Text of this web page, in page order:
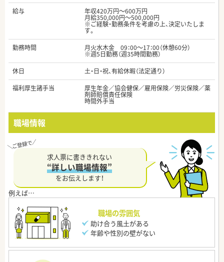
給与
年収420万円～600万円
月給350,000円～500,000円
※ご経験・勤務条件を考慮の上、決定いたしま
す。
勤務時間
月火水木金 09：00～17：00（休憩60分）
※週5日勤務（週35時間勤務）
休日
土・日・祝、有給休暇（法定通り）
福利厚生諸手当
厚生年金／協会健保／雇用保険／労災保険／薬
剤師賠償責任保険
時間外手当
職場情報
求人票に書ききれない
“詳しい職場情報”
をお伝えします！
職場の雰囲気
助け合う風土がある
年齢や性別の壁がない